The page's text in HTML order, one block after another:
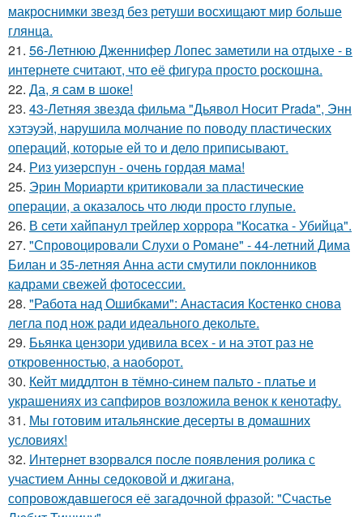
макроснимки звезд без ретуши восхищают мир больше
глянца.
21. 56-Летнюю Дженнифер Лопес заметили на отдыхе - в
интернете считают, что её фигура просто роскошна.
22. Да, я сам в шоке!
23. 43-Летняя звезда фильма "Дьявол Носит Prada", Энн
хэтэуэй, нарушила молчание по поводу пластических
операций, которые ей то и дело приписывают.
24. Риз уизерспун - очень гордая мама!
25. Эрин Мориарти критиковали за пластические
операции, а оказалось что люди просто глупые.
26. В сети хайпанул трейлер хоррора "Косатка - Убийца".
27. "Спровоцировали Слухи о Романе" - 44-летний Дима
Билан и 35-летняя Анна асти смутили поклонников
кадрами свежей фотосессии.
28. "Работа над Ошибками": Анастасия Костенко снова
легла под нож ради идеального декольте.
29. Бьянка цензори удивила всех - и на этот раз не
откровенностью, а наоборот.
30. Кейт миддлтон в тёмно-синем пальто - платье и
украшениях из сапфиров возложила венок к кенотафу.
31. Мы готовим итальянские десерты в домашних
условиях!
32. Интернет взорвался после появления ролика с
участием Анны седоковой и джигана,
сопровождавшегося её загадочной фразой: "Счастье